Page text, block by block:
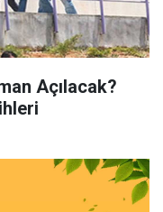
Açılacak?